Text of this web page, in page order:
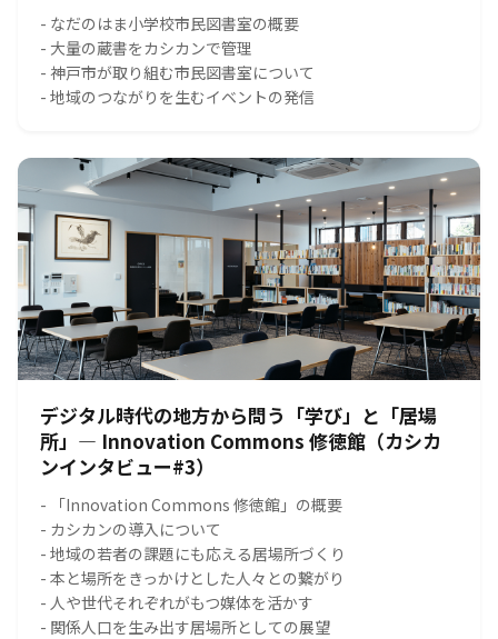
- なだのはま小学校市民図書室の概要
- 大量の蔵書をカシカンで管理
- 神戸市が取り組む市民図書室について
- 地域のつながりを生むイベントの発信
デジタル時代の地方から問う「学び」と「居場
所」― Innovation Commons 修徳館（カシカ
ンインタビュー#3）
- 「Innovation Commons 修徳館」の概要
- カシカンの導入について
- 地域の若者の課題にも応える居場所づくり
- 本と場所をきっかけとした人々との繋がり
- 人や世代それぞれがもつ媒体を活かす
- 関係人口を生み出す居場所としての展望